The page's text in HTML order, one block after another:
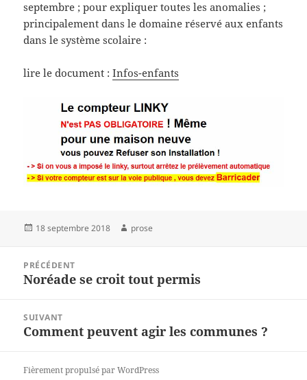
septembre ; pour expliquer toutes les anomalies ;
principalement dans le domaine réservé aux enfants
dans le système scolaire :
lire le document :Infos-enfants
Publié
18 septembre 2018 Auteur
prose
l’article
PRÉCÉDENT
Article
Noréade se croit tout permis
SUIVANT
Article
Comment peuvent agir les communes ?
Fièrement propulsé par WordPress